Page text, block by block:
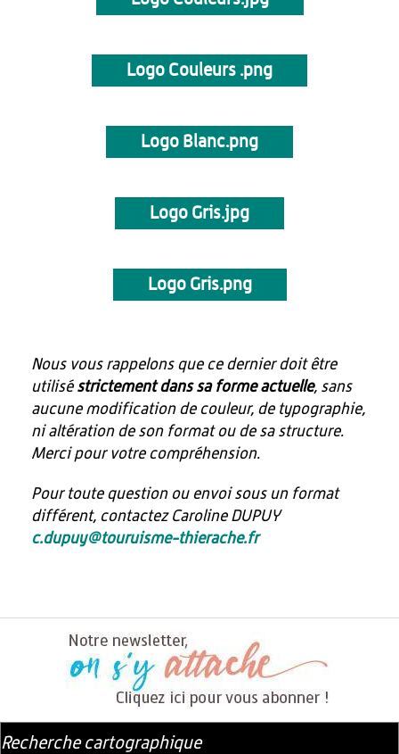
Logo Couleurs .png
Logo Blanc.png
Logo Gris.jpg
Logo Gris.png
Nous vous rappelons que ce dernier doit être
utilisé strictement dans sa forme actuelle, sans
aucune modification de couleur, de typographie,
ni altération de son format ou de sa structure.
Merci pour votre compréhension.
Pour toute question ou envoi sous un format
différent, contactez Caroline DUPUY
c.dupuy@touruisme-thierache.fr
Recherche cartographique